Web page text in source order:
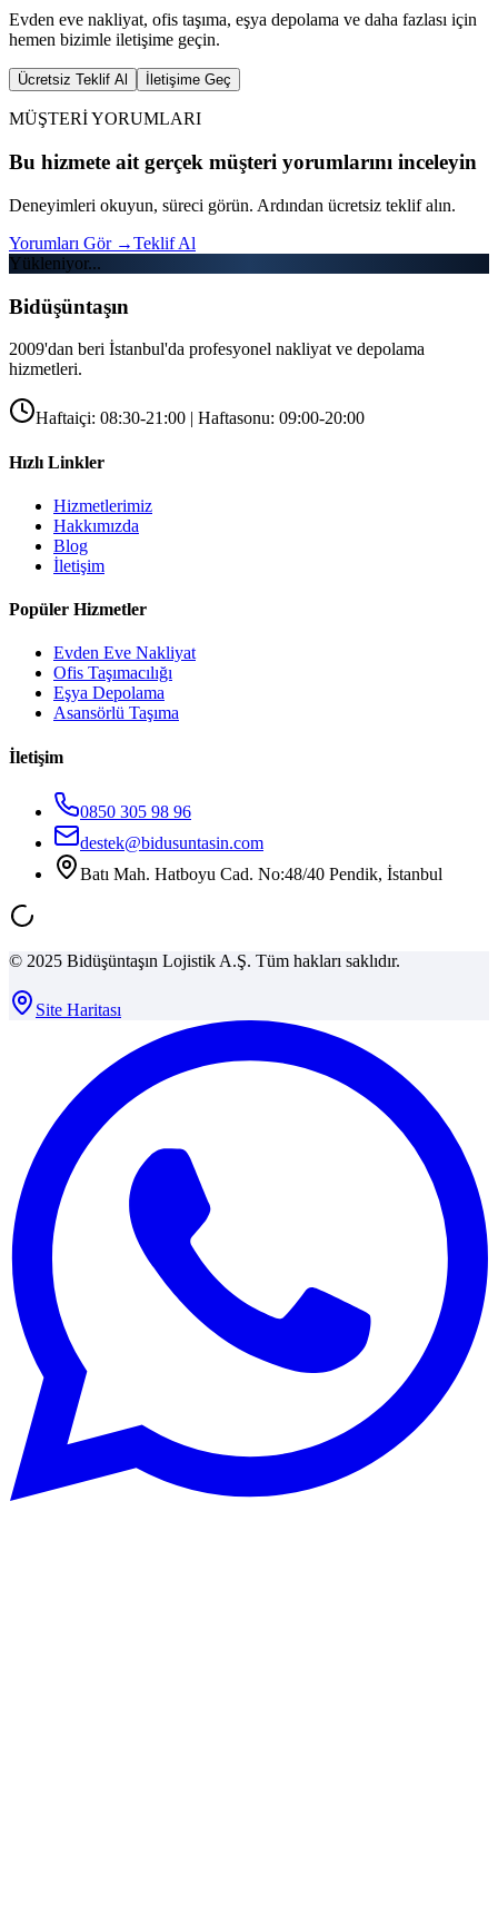
Evden eve nakliyat, ofis taşıma, eşya depolama ve daha fazlası için
hemen bizimle iletişime geçin.
Ücretsiz Teklif Al İletişime Geç
MÜŞTERİ YORUMLARI
Bu hizmete ait gerçek müşteri yorumlarını inceleyin
Deneyimleri okuyun, süreci görün. Ardından ücretsiz teklif alın.
Yorumları Gör →Teklif Al
Yükleniyor...
Bidüşüntaşın
2009'dan beri İstanbul'da profesyonel nakliyat ve depolama
hizmetleri.
Haftaiçi: 08:30-21:00 | Haftasonu: 09:00-20:00
Hızlı Linkler
Hizmetlerimiz
Hakkımızda
Blog
İletişim
Popüler Hizmetler
Evden Eve Nakliyat
Ofis Taşımacılığı
Eşya Depolama
Asansörlü Taşıma
İletişim
0850 305 98 96
destek@bidusuntasin.com
Batı Mah. Hatboyu Cad. No:48/40 Pendik, İstanbul
© 2025 Bidüşüntaşın Lojistik A.Ş. Tüm hakları saklıdır.
Site Haritası